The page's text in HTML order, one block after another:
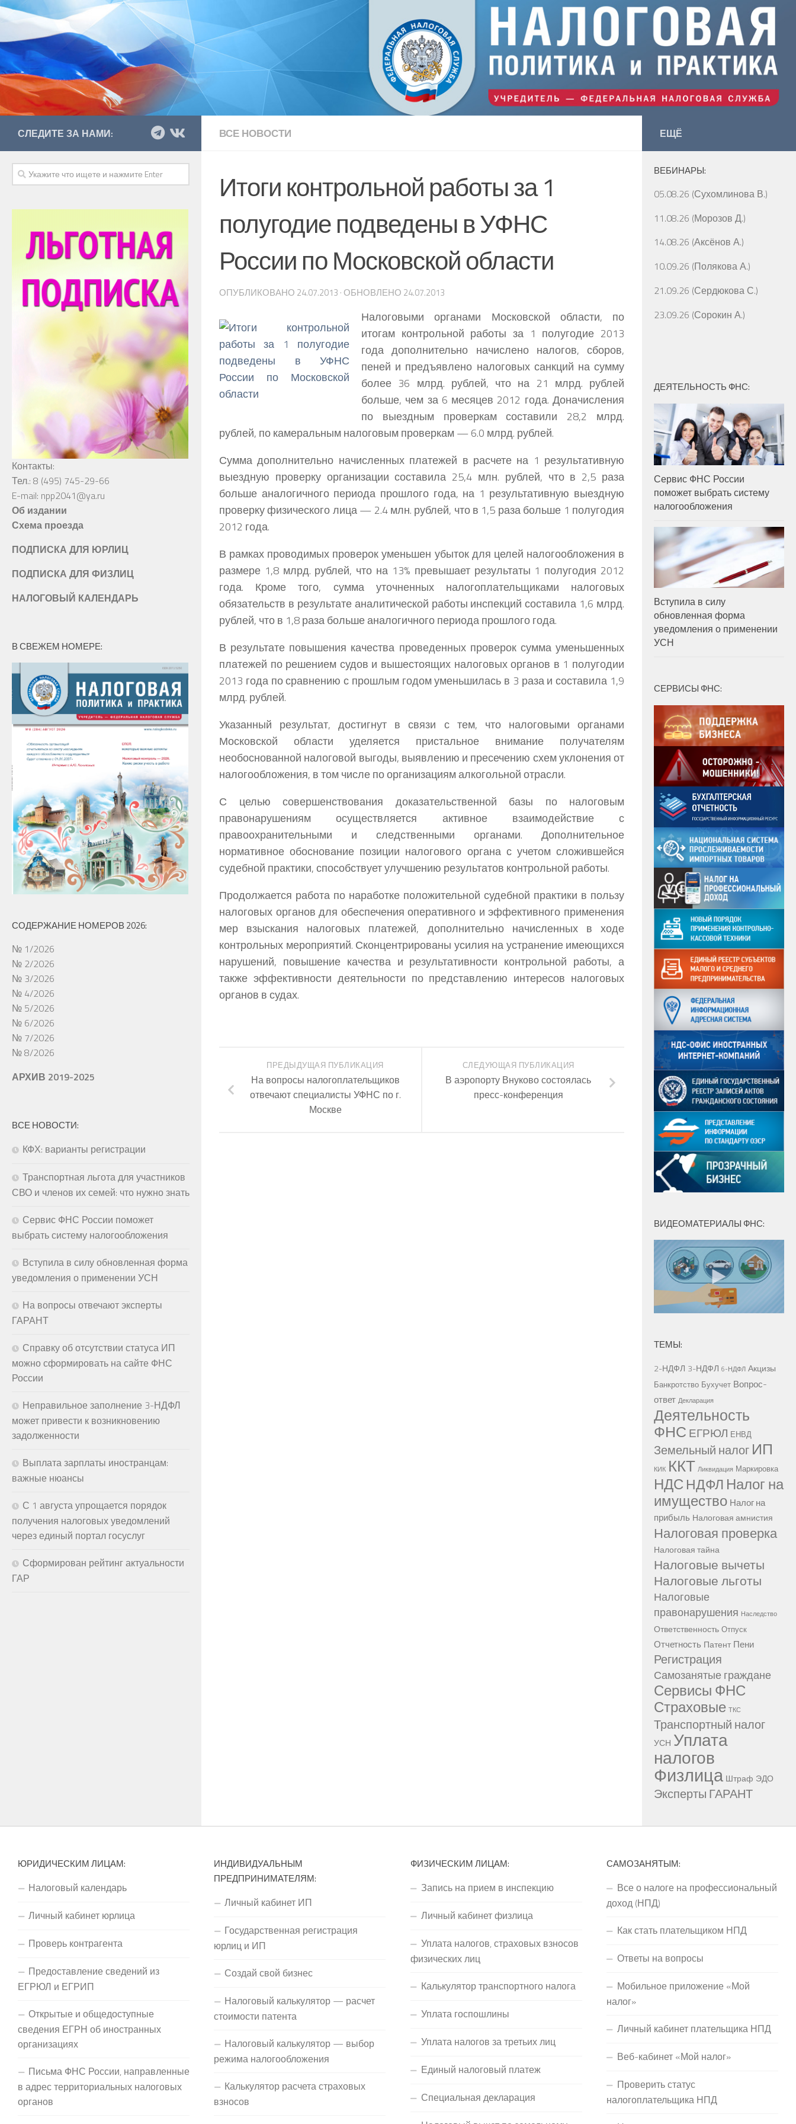
ВСЕ НОВОСТИ
Итоги контрольной работы за 1
полугодие подведены в УФНС
России по Московской области
ОПУБЛИКОВАНО 24.07.2013 · ОБНОВЛЕНО 24.07.2013
Налоговыми органами Московской области, по
итогам контрольной работы за 1 полугодие 2013
года дополнительно начислено налогов, сборов,
пеней и предъявлено налоговых санкций на сумму
более 36 млрд. рублей, что на 21 млрд. рублей
больше, чем за 6 месяцев 2012 года. Доначисления
по выездным проверкам составили 28,2 млрд.
рублей, по камеральным налоговым проверкам — 6.0 млрд. рублей.
Сумма дополнительно начисленных платежей в расчете на 1 результативную
выездную проверку организации составила 25,4 млн. рублей, что в 2,5 раза
больше аналогичного периода прошлого года, на 1 результативную выездную
проверку физического лица — 2.4 млн. рублей, что в 1,5 раза больше 1 полугодия
2012 года.
В рамках проводимых проверок уменьшен убыток для целей налогообложения в
размере 1,8 млрд. рублей, что на 13% превышает результаты 1 полугодия 2012
года. Кроме того, сумма уточненных налогоплательщиками налоговых
обязательств в результате аналитической работы инспекций составила 1,6 млрд.
рублей, что в 1,8 раза больше аналогичного периода прошлого года.
В результате повышения качества проведенных проверок сумма уменьшенных
платежей по решением судов и вышестоящих налоговых органов в 1 полугодии
2013 года по сравнению с прошлым годом уменьшилась в 3 раза и составила 1,9
млрд. рублей.
Указанный результат, достигнут в связи с тем, что налоговыми органами
Московской области уделяется пристальное внимание получателям
необоснованной налоговой выгоды, выявлению и пресечению схем уклонения от
налогообложения, в том числе по организациям алкогольной отрасли.
С целью совершенствования доказательственной базы по налоговым
правонарушениям осуществляется активное взаимодействие с
правоохранительными и следственными органами. Дополнительное
нормативное обоснование позиции налогового органа с учетом сложившейся
судебной практики, способствует улучшению результатов контрольной работы.
Продолжается работа по наработке положительной судебной практики в пользу
налоговых органов для обеспечения оперативного и эффективного применения
мер взыскания налоговых платежей, дополнительно начисленных в ходе
контрольных мероприятий. Сконцентрированы усилия на устранение имеющихся
нарушений, повышение качества и результативности контрольной работы, а
также эффективности деятельности по представлению интересов налоговых
органов в судах.
СЛЕДУЮЩАЯ ПУБЛИКАЦИЯ
В аэропорту Внуково состоялась
пресс-конференция
ПРЕДЫДУЩАЯ ПУБЛИКАЦИЯ
На вопросы налогоплательщиков
отвечают специалисты УФНС по г.
Москве
СЛЕДИТЕ ЗА НАМИ:
Контакты:
Тел.: 8 (495) 745-29-66
E-mail: npp2041@ya.ru
Об издании
Схема проезда
ПОДПИСКА ДЛЯ ЮРЛИЦ
ПОДПИСКА ДЛЯ ФИЗЛИЦ
НАЛОГОВЫЙ КАЛЕНДАРЬ
В СВЕЖЕМ НОМЕРЕ:
СОДЕРЖАНИЕ НОМЕРОВ 2026:
№ 1/2026
№ 2/2026
№ 3/2026
№ 4/2026
№ 5/2026
№ 6/2026
№ 7/2026
№ 8/2026
АРХИВ 2019-2025
ВСЕ НОВОСТИ:
КФХ: варианты регистрации
Транспортная льгота для участников
СВО и членов их семей: что нужно знать
Сервис ФНС России поможет
выбрать систему налогообложения
Вступила в силу обновленная форма
уведомления о применении УСН
На вопросы отвечают эксперты
ГАРАНТ
Справку об отсутствии статуса ИП
можно сформировать на сайте ФНС
России
Неправильное заполнение 3-НДФЛ
может привести к возникновению
задолженности
Выплата зарплаты иностранцам:
важные нюансы
С 1 августа упрощается порядок
получения налоговых уведомлений
через единый портал госуслуг
Сформирован рейтинг актуальности
ГАР
ЕЩЁ
ВЕБИНАРЫ:
05.08.26 (Сухомлинова В.)
11.08.26 (Морозов Д.)
14.08.26 (Аксёнов А.)
10.09.26 (Полякова А.)
21.09.26 (Сердюкова С.)
23.09.26 (Сорокин А.)
ДЕЯТЕЛЬНОСТЬ ФНС:
Сервис ФНС России
поможет выбрать систему
налогообложения
Вступила в силу
обновленная форма
уведомления о применении
УСН
СЕРВИСЫ ФНС:
ВИДЕОМАТЕРИАЛЫ ФНС:
ТЕМЫ:
2-НДФЛ 3-НДФЛ 6-НДФЛ Акцизы
Банкротство Бухучет Вопрос-
ответ Декларация
Деятельность
ФНС ЕГРЮЛ ЕНВД
Земельный налог ИП
КИК ККТ Ликвидация Маркировка
НДС НДФЛ Налог на
имущество Налог на
прибыль Налоговая амнистия
Налоговая проверка
Налоговая тайна
Налоговые вычеты
Налоговые льготы
Налоговые
правонарушения Наследство
Ответственность Отпуск
Отчетность Патент Пени
Регистрация
Самозанятые граждане
Сервисы ФНС
Страховые ТКС
Транспортный налог
УСН Уплата
налогов
Физлица Штраф ЭДО
Эксперты ГАРАНТ
ЮРИДИЧЕСКИМ ЛИЦАМ:
Налоговый календарь
Личный кабинет юрлица
Проверь контрагента
Предоставление сведений из
ЕГРЮЛ и ЕГРИП
Открытые и общедоступные
сведения ЕГРН об иностранных
организациях
Письма ФНС России, направленные
в адрес территориальных налоговых
органов
ИНДИВИДУАЛЬНЫМ
ПРЕДПРИНИМАТЕЛЯМ:
Личный кабинет ИП
Государственная регистрация
юрлиц и ИП
Создай свой бизнес
Налоговый калькулятор — расчет
стоимости патента
Налоговый калькулятор — выбор
режима налогообложения
Калькулятор расчета страховых
взносов
ФИЗИЧЕСКИМ ЛИЦАМ:
Запись на прием в инспекцию
Личный кабинет физлица
Уплата налогов, страховых взносов
физических лиц
Калькулятор транспортного налога
Уплата госпошлины
Уплата налогов за третьих лиц
Единый налоговый платеж
Специальная декларация
САМОЗАНЯТЫМ:
Все о налоге на профессиональный
доход (НПД)
Как стать плательщиком НПД
Ответы на вопросы
Мобильное приложение «Мой
налог»
Личный кабинет плательщика НПД
Веб-кабинет «Мой налог»
Проверить статус
налогоплательщика НПД